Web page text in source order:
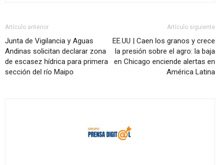
Artículo anterior
Junta de Vigilancia y Aguas
Andinas solicitan declarar zona
de escasez hídrica para primera
sección del río Maipo
Artículo siguiente
EE.UU | Caen los granos y crece
la presión sobre el agro: la baja
en Chicago enciende alertas en
América Latina